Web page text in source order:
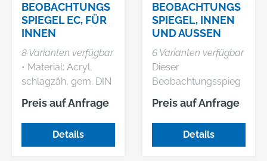
BEOBACHTUNGS
SPIEGEL EC, FÜR
INNEN
8 Varianten verfügbar
• Material: Acryl,
schlagzäh, gem. DIN
ISO 179-1 (ca. 70 %
schlagfester als Glas)
• UV-beständig •
Teleskop-
Preis auf Anfrage
Details
BEOBACHTUNGS
SPIEGEL, INNEN
UND AUSSEN
6 Varianten verfügbar
Dieser
Beobachtungsspieg
el eignet sich zur
Überwachung sowie
zur Vermeidung von
Unfällen und
Preis auf Anfrage
Details